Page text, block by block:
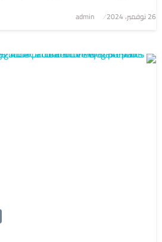
نُشر
26 نوفمبر، 2024 admin